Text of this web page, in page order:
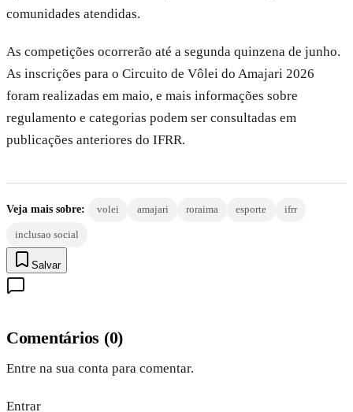
comunidades atendidas.
As competições ocorrerão até a segunda quinzena de junho.
As inscrições para o Circuito de Vôlei do Amajari 2026
foram realizadas em maio, e mais informações sobre
regulamento e categorias podem ser consultadas em
publicações anteriores do IFRR.
Veja mais sobre: volei amajari roraima esporte ifrr
inclusao social
Salvar
Comentários (0)
Entre na sua conta para comentar.
Entrar